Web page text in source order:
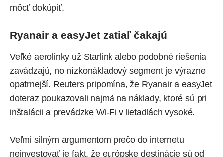
môcť dokúpiť.
Ryanair a easyJet zatiaľ čakajú
Veľké aerolinky už Starlink alebo podobné riešenia
zavádzajú, no nízkonákladový segment je výrazne
opatrnejší. Reuters pripomína, že Ryanair a easyJet
doteraz poukazovali najmä na náklady, ktoré sú pri
inštalácii a prevádzke Wi-Fi v lietadlách vysoké.
Veľmi silným argumentom prečo do internetu
neinvestovať je fakt, že európske destinácie sú od